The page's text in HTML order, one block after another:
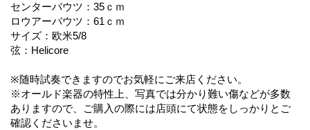
センターバウツ：35ｃｍ
ロウアーバウツ：61ｃｍ
サイズ：欧米5/8
弦：Helicore
※随時試奏できますのでお気軽にご来店ください。
※オールド楽器の特性上、写真では分かり難い傷などが多数
ありますので、ご購入の際には店頭にて状態をしっかりとご
確認くださいませ。